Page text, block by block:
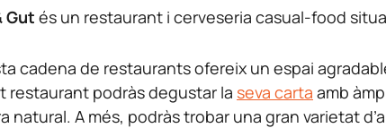
Gut és un restaurant i cerveseria casual-food
cadena de restaurants ofereix un espai
restaurant podràs degustar la seva carta amb
natural. A més, podràs trobar una gran varietat